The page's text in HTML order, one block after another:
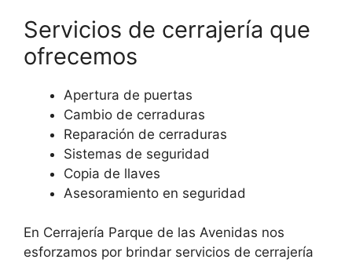
Servicios de cerrajería que
ofrecemos
Apertura de puertas
Cambio de cerraduras
Reparación de cerraduras
Sistemas de seguridad
Copia de llaves
Asesoramiento en seguridad
En Cerrajería Parque de las Avenidas nos
esforzamos por brindar servicios de cerrajería